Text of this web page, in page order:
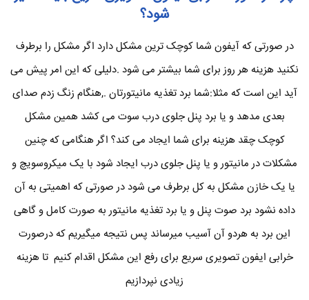
شود؟
در صورتی که آیفون شما کوچک ترین مشکل دارد اگر مشکل را برطرف
نکنید هزینه هر روز برای شما بیشتر می شود .دلیلی که این امر پیش می
آید این است که مثلا:شما برد تغذیه مانیتورتان .,هنگام زنگ زدم صدای
بعدی مدهد و یا برد پنل جلوی درب سوت می کشد همین مشکل
کوچک چقد هزینه برای شما ایجاد می کند؟ اگر هنگامی که چنین
مشکلات در مانیتور و یا پنل جلوی درب ایجاد شود با یک میکروسویچ و
یا یک خازن مشکل به کل برطرف می شود در صورتی که اهمیتی به آن
داده نشود برد صوت پنل و یا برد تغذیه مانیتور به صورت کامل و گاهی
این برد به هردو آن آسیب میرساند پس نتیجه میگیریم که درصورت
خرابی ایفون تصویری سریع برای رفع این مشکل اقدام کنیم تا هزینه
زیادی نپردازیم